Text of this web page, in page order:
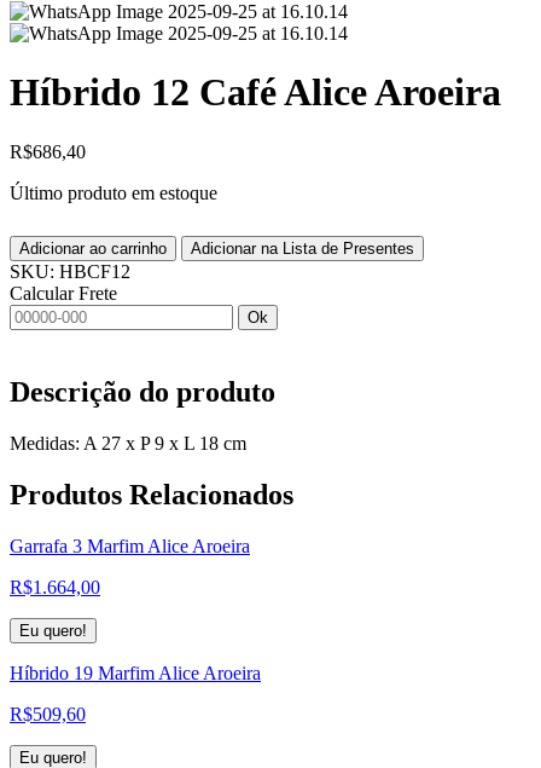
Híbrido 12 Café Alice Aroeira
R$686,40
Último produto em estoque
Adicionar ao carrinho Adicionar na Lista de Presentes
SKU: HBCF12
Calcular Frete
Ok
Descrição do produto
Medidas: A 27 x P 9 x L 18 cm
Produtos Relacionados
Garrafa 3 Marfim Alice Aroeira
R$1.664,00
Eu quero!
Híbrido 19 Marfim Alice Aroeira
R$509,60
Eu quero!